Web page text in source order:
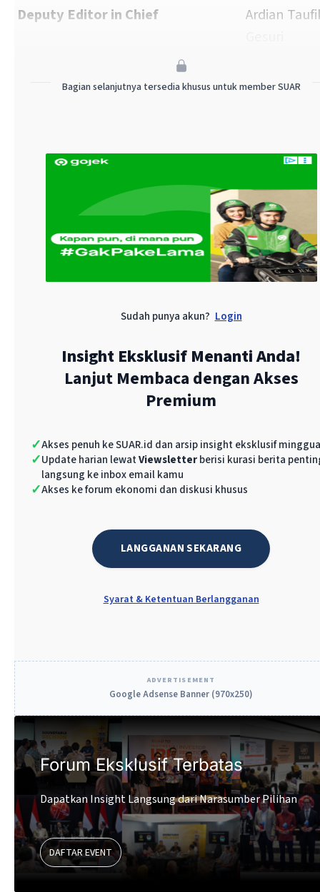
Deputy Editor in Chief
Ardian
Chief Commercial Officer
Ismail
Widodo,
Gianie
Benediktus
Agung
Fikri
Ridho
Wibisana
Gema Dzikri
Harisma,
Hasanah,
Bagian selanjutnya tersedia khusus untuk member SUAR
Sudah punya akun? Login
Insight Eksklusif Menanti Anda!
Lanjut Membaca dengan Akses
Premium
✓Akses penuh ke SUAR.id dan arsip insight eksklusif
✓Update harian lewatViewsletterberisi kurasi berita
langsung ke inbox email kamu
✓Akses ke forum ekonomi dan diskusi khusus
LANGGANAN SEKARANG
Syarat & Ketentuan Berlangganan
ADVERTISEMENT
Google Adsense Banner (970x250)
Forum Eksklusif Terbatas
Dapatkan Insight Langsung dari Narasumber Pilihan
DAFTAR EVENT